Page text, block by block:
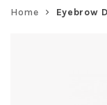
Home Eyebrow